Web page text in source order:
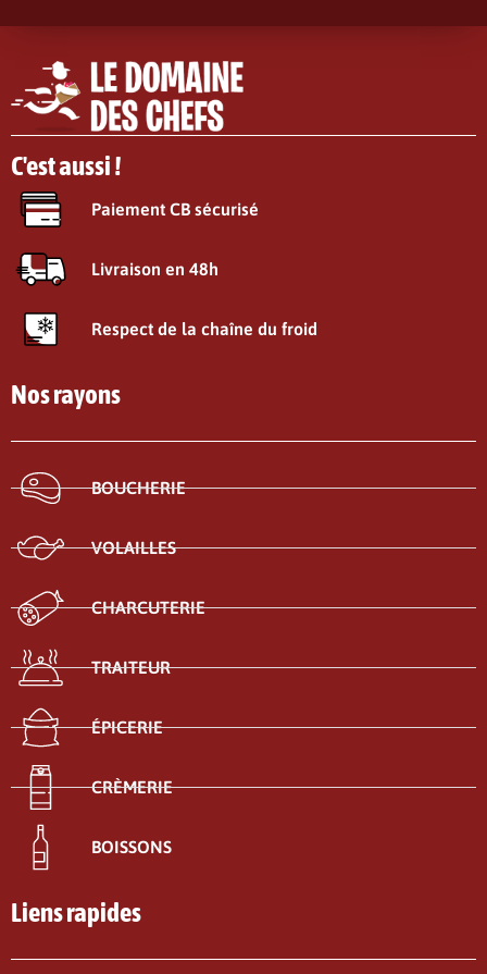
C'est aussi !
Paiement CB sécurisé
Livraison en 48h
Respect de la chaîne du froid
Nos rayons
BOUCHERIE
VOLAILLES
CHARCUTERIE
TRAITEUR
ÉPICERIE
CRÈMERIE
BOISSONS
Liens rapides